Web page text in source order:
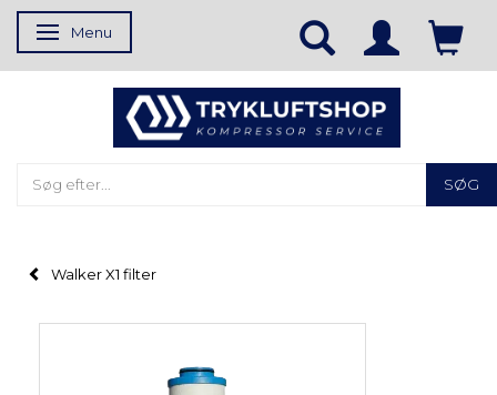
Skifte navigation
Menu
SØG
Walker X1 filter